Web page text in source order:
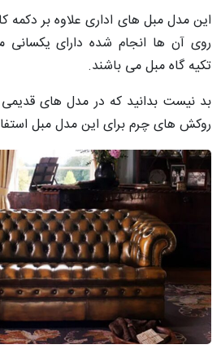
این مدل مبل های اداری علاوه بر دکمه
روی آن ها انجام شده دارای
تکیه گاه مبل می باشند.
بد نیست بدانید که در مدل های قدیمی
روکش های چرم برای این مدل مبل